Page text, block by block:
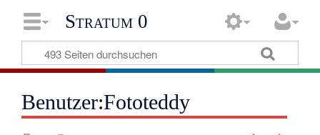
Stratum 0
Benutzer:Fototeddy